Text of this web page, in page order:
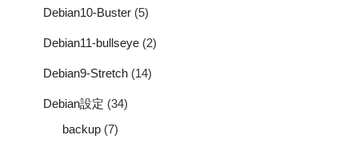
Debian10-Buster (5)
Debian11-bullseye (2)
Debian9-Stretch (14)
Debian設定 (34)
backup (7)